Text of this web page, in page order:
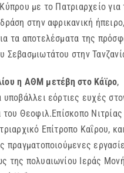
με το Πατριαρχείο για
στην αφρικανική
τα αποτελέσματα της
Σεβασμιωτάτου στην
η ΑΘΜ μετέβη στο Κάϊρο,
υποβάλλει εόρτιες ευχές
του Θεοφιλ.Επίσκοπο Νιτρίας
Επίτροπο Καΐρου,
πραγματοποιούμενες
της πολυαιωνίου Ιεράς